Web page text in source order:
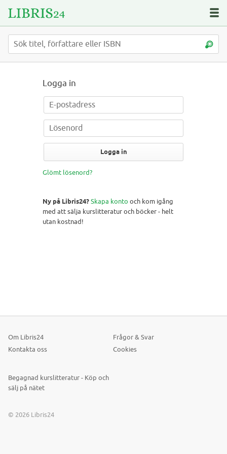
Logga in
Logga in
Glömt lösenord?
Ny på Libris24?Skapa konto och kom igång
med att sälja kurslitteratur och böcker - helt
utan kostnad!
Om Libris24
Frågor & Svar
Kontakta oss
Cookies
Begagnad kurslitteratur - Köp och
sälj på nätet
© 2026 Libris24